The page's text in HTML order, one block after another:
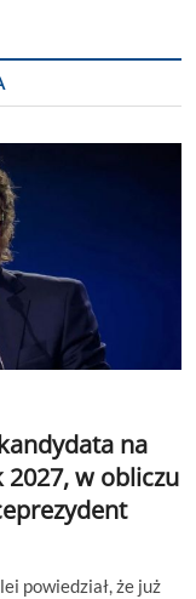
na
w obliczu
powiedział, że już